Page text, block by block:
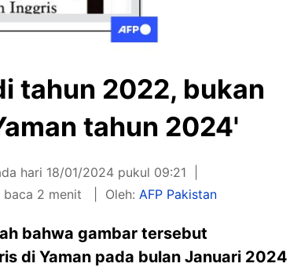
tahun 2022, bukan
tahun 2024'
hari 18/01/2024 pukul 09:21
baca 2 menit Oleh: AFP Pakistan
bahwa gambar tersebut
di Yaman pada bulan Januari 2024